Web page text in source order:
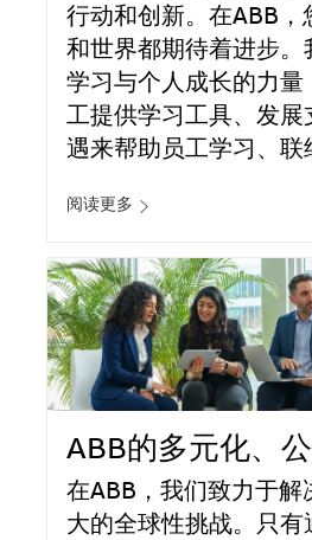
行动和创新。在ABB，
和世界都期待着进步。
学习与个人成长的力量
工提供学习工具、发展
遇来帮助员工学习、联
阅读更多
ABB的多元化、
在ABB，我们致力于解
大的全球性挑战。只有